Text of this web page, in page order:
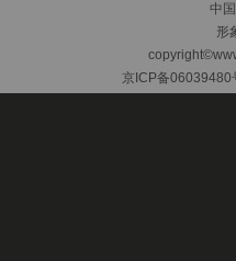
中
形
京ICP备06039480